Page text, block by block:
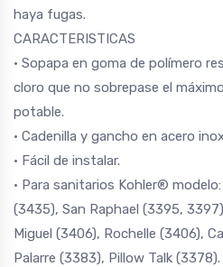
haya fugas.
CARACTERISTICAS
• Sopapa en goma de polímero
cloro que no sobrepase el
potable.
• Cadenilla y gancho en acero
• Fácil de instalar.
• Para sanitarios Kohler®
(3435), San Raphael (3395,
Miguel (3406), Rochelle (3406),
Palarre (3383), Pillow Talk (3378).